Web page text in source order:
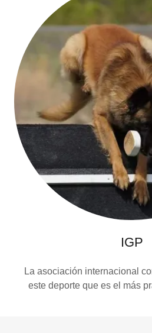
IGP
La asociación internacional
este deporte que es el más